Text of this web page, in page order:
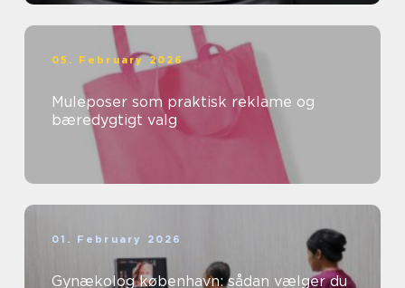
05. February 2026
Muleposer som praktisk reklame og
bæredygtigt valg
01. February 2026
Gynækolog københavn: sådan vælger du